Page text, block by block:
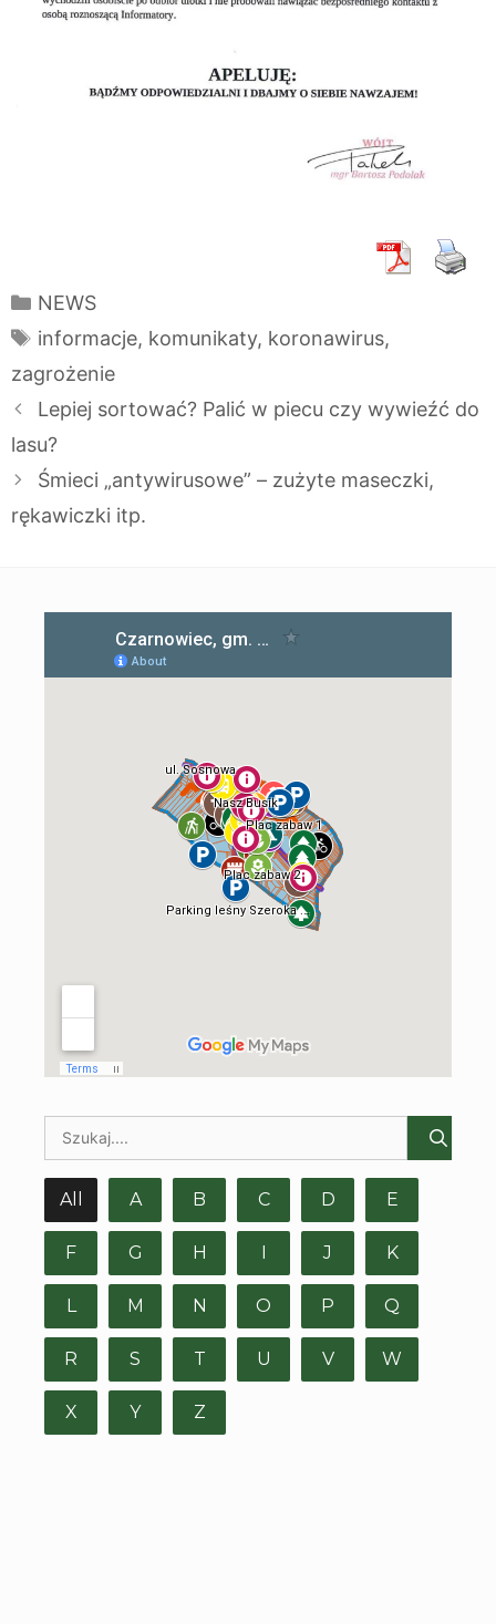
Kategorie
NEWS
Tagi
informacje, komunikaty, koronawirus,
zagrożenie
Lepiej sortować? Palić w piecu czy wywieźć do
lasu?
Śmieci „antywirusowe” – zużyte maseczki,
rękawiczki itp.
All A B C D E
F G H I J K
L M N O P Q
R S T U V W
X Y Z